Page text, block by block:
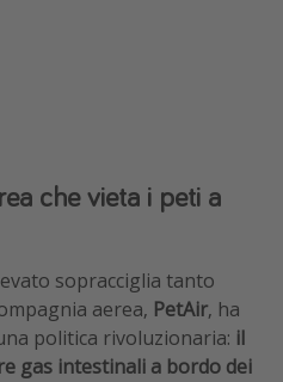
che vieta i peti a
sopracciglia tanto
aerea, PetAir, ha
politica rivoluzionaria: il
gas intestinali a bordo dei